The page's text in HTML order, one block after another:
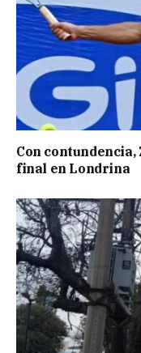
Con
final en Londrina